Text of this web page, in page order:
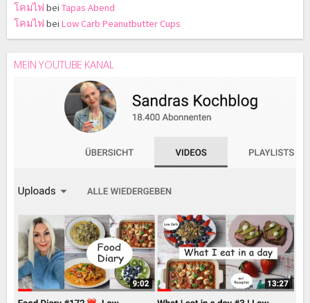
โคมไฟ bei Tapas Abend
โคมไฟ bei Low Carb Peanutbutter Cups
MEIN YOUTUBE KANAL